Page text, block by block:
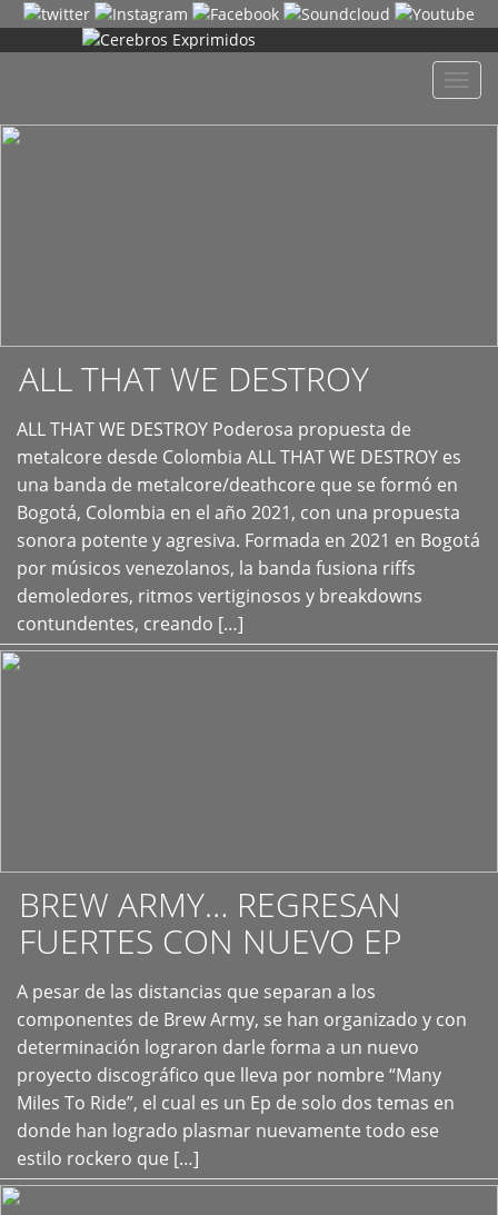
ALL THAT WE DESTROY
ALL THAT WE DESTROY Poderosa propuesta de
metalcore desde Colombia ALL THAT WE DESTROY es
una banda de metalcore/deathcore que se formó en
Bogotá, Colombia en el año 2021, con una propuesta
sonora potente y agresiva. Formada en 2021 en Bogotá
por músicos venezolanos, la banda fusiona riffs
demoledores, ritmos vertiginosos y breakdowns
contundentes, creando […]
+
BREW ARMY… REGRESAN
FUERTES CON NUEVO EP
A pesar de las distancias que separan a los
componentes de Brew Army, se han organizado y con
determinación lograron darle forma a un nuevo
proyecto discográfico que lleva por nombre “Many
Miles To Ride”, el cual es un Ep de solo dos temas en
donde han logrado plasmar nuevamente todo ese
estilo rockero que […]
+